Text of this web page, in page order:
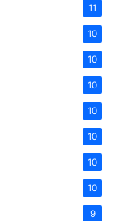
11
10
10
10
10
10
10
10
9